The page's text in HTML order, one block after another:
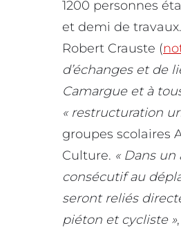
1200 personnes
et demi de
Robert Crauste (
d’échanges et de
Camargue et à
« restructuration
groupes scolaires
Culture. « Dans un
consécutif au
seront reliés
piéton et cycliste »